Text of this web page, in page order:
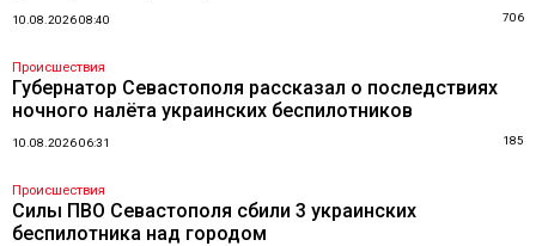
10.08.2026 08:40 706
Происшествия
Губернатор Севастополя рассказал о последствиях
ночного налёта украинских беспилотников
10.08.2026 06:31 185
Происшествия
Силы ПВО Севастополя сбили 3 украинских
беспилотника над городом